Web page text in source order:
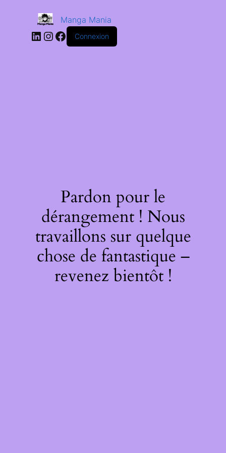
Manga Mania
Connexion
Pardon pour le
dérangement ! Nous
travaillons sur quelque
chose de fantastique –
revenez bientôt !